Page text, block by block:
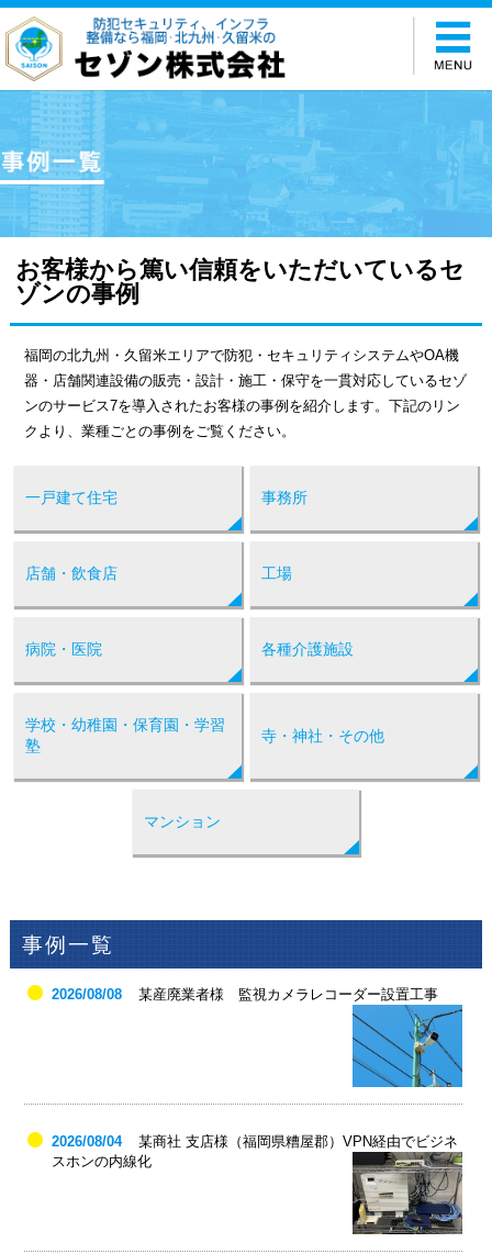
お客様から篤い信頼をいただいているセ
ゾンの事例
福岡の北九州・久留米エリアで防犯・セキュリティシステムやOA機
器・店舗関連設備の販売・設計・施工・保守を一貫対応しているセゾ
ンのサービス7を導入されたお客様の事例を紹介します。下記のリン
クより、業種ごとの事例をご覧ください。
一戸建て住宅 事務所
店舗・飲食店 工場
病院・医院 各種介護施設
学校・幼稚園・保育園・学習
塾
寺・神社・その他
マンション
事例一覧
2026/08/08 某産廃業者様 監視カメラレコーダー設置工事
2026/08/04
某商社 支店様（福岡県糟屋郡）VPN経由でビジネ
スホンの内線化